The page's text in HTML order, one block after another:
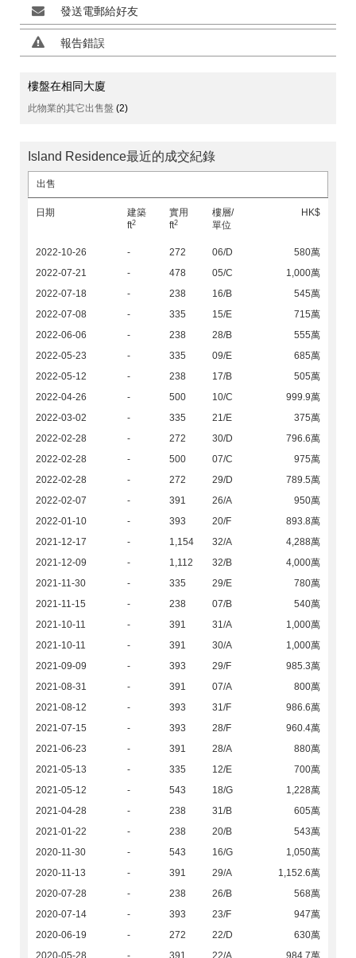
發送電郵給好友
報告錯誤
樓盤在相同大廈
此物業的其它出售盤 (2)
Island Residence最近的成交紀錄
出售
日期
建築
ft2
實用
ft2
樓層/
單位
HK$
2022-10-26 - 272 06/D
580萬
2022-07-21
- 478 05/C
1,000萬
2022-07-18
- 238 16/B
545萬
2022-07-08
- 335 15/E
715萬
2022-06-06
- 238 28/B
555萬
2022-05-23
- 335 09/E
685萬
2022-05-12
- 238 17/B
505萬
2022-04-26
- 500 10/C
999.9萬
2022-03-02
- 335 21/E
375萬
2022-02-28
- 272 30/D
796.6萬
2022-02-28
- 500 07/C
975萬
2022-02-28
- 272 29/D
789.5萬
2022-02-07
- 391 26/A
950萬
2022-01-10
- 393 20/F
893.8萬
2021-12-17
- 1,154 32/A
4,288萬
2021-12-09
- 1,112 32/B
4,000萬
2021-11-30
- 335 29/E
780萬
2021-11-15
- 238 07/B
540萬
2021-10-11
- 391 31/A
1,000萬
2021-10-11
- 391 30/A
1,000萬
2021-09-09
- 393 29/F
985.3萬
2021-08-31
- 391 07/A
800萬
2021-08-12
- 393 31/F
986.6萬
2021-07-15
- 393 28/F
960.4萬
2021-06-23
- 391 28/A
880萬
2021-05-13
- 335 12/E
700萬
2021-05-12
- 543 18/G
1,228萬
2021-04-28
- 238 31/B
605萬
2021-01-22
- 238 20/B
543萬
2020-11-30
- 543 16/G
1,050萬
2020-11-13
- 391 29/A
1,152.6萬
2020-07-28
- 238 26/B
568萬
2020-07-14
- 393 23/F
947萬
2020-06-19
- 272 22/D
630萬